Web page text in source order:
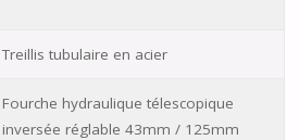
Treillis tubulaire en acier
Fourche hydraulique télescopique
inversée réglable 43mm / 125mm